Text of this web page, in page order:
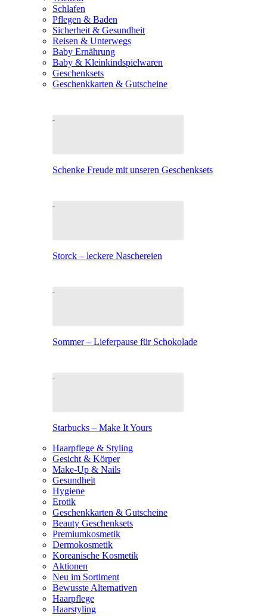
Schlafen
Pflegen & Baden
Sicherheit & Gesundheit
Reisen & Unterwegs
Baby Ernährung
Baby & Kleinkindspielwaren
Geschenksets
Geschenkkarten & Gutscheine
Schenke Freude mit unseren Geschenksets
Storck – leckere Naschereien
Sommer – Lieferpause für Schokolade
Starbucks – Make It Yours
Haarpflege & Styling
Gesicht & Körper
Make-Up & Nails
Gesundheit
Hygiene
Erotik
Geschenkkarten & Gutscheine
Beauty Geschenksets
Premiumkosmetik
Dermokosmetik
Koreanische Kosmetik
Aktionen
Neu im Sortiment
Bewusste Alternativen
Haarpflege
Haarstyling